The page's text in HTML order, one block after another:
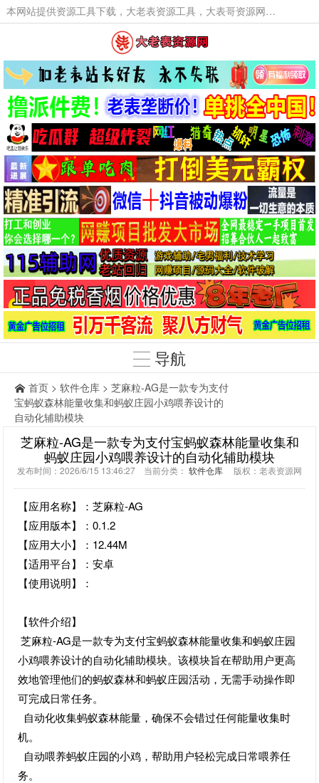
本网站提供资源工具下载，大老表资源工具，大表哥资源网软件工具，大老表资源下载，活动线报福利资源分享,活动线报，大型网游经典游戏，网络热门技术游戏辅助交流与分享。
导航
首页 > 软件仓库 > 芝麻粒-AG是一款专为支付
宝蚂蚁森林能量收集和蚂蚁庄园小鸡喂养设计的
自动化辅助模块
芝麻粒-AG是一款专为支付宝蚂蚁森林能量收集和
蚂蚁庄园小鸡喂养设计的自动化辅助模块
发布时间：2026/6/15 13:46:27 当前分类： 软件仓库 版权：老表资源网
【应用名称】：芝麻粒-AG
【应用版本】：0.1.2
【应用大小】：12.44M
【适用平台】：安卓
【使用说明】：
【软件介绍】
芝麻粒-AG是一款专为支付宝蚂蚁森林能量收集和蚂蚁庄园
小鸡喂养设计的自动化辅助模块。该模块旨在帮助用户更高
效地管理他们的蚂蚁森林和蚂蚁庄园活动，无需手动操作即
可完成日常任务。
自动化收集蚂蚁森林能量，确保不会错过任何能量收集时
机。
自动喂养蚂蚁庄园的小鸡，帮助用户轻松完成日常喂养任
务。